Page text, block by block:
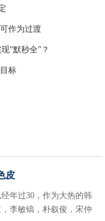
作为过渡
“默秒全”？
标
皮
年过30，作为大热的韩
李敏镐，朴叙俊，宋仲